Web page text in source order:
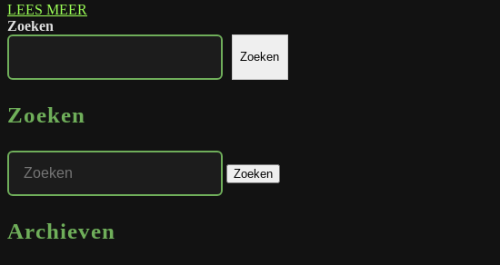
LEES MEER
Zoeken
Zoeken
Zoeken
Zoek
naar:
Archieven